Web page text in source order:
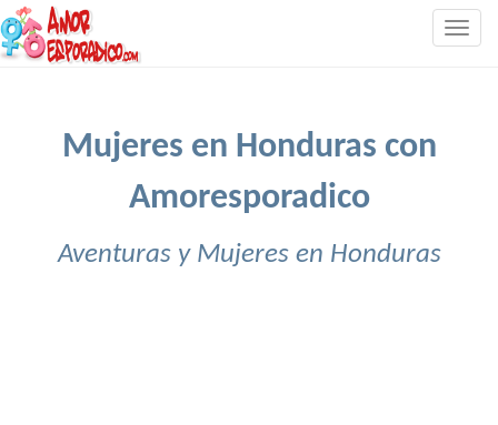
Mujeres en Honduras con
Amoresporadico
Aventuras y Mujeres en Honduras